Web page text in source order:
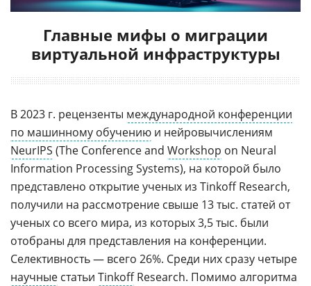
Главные мифы о миграции
виртуальной инфраструктуры
В 2023 г. рецензенты международной конференции
по машинному обучению и нейровычислениям
NeurIPS (The Conference and Workshop on Neural
Information Processing Systems), на которой было
представлено открытие ученых из Tinkoff Research,
получили на рассмотрение свыше 13 тыс. статей от
ученых со всего мира, из которых 3,5 тыс. были
отобраны для представления на конференции.
Селективность — всего 26%. Среди них сразу четыре
научные статьи TinkoffResearch. Помимо алгоритма